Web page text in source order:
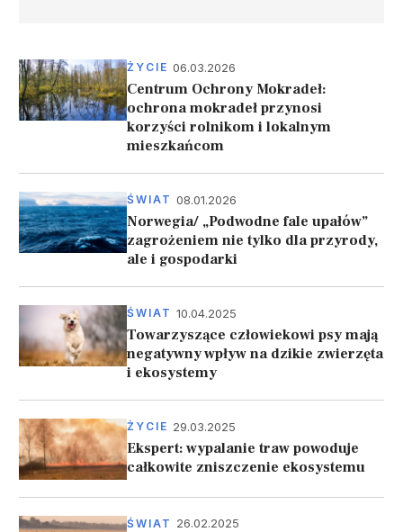
ŻYCIE 06.03.2026
Centrum Ochrony Mokradeł:
ochrona mokradeł przynosi
korzyści rolnikom i lokalnym
mieszkańcom
ŚWIAT 08.01.2026
Norwegia/ „Podwodne fale upałów”
zagrożeniem nie tylko dla przyrody,
ale i gospodarki
ŚWIAT 10.04.2025
Towarzyszące człowiekowi psy mają
negatywny wpływ na dzikie zwierzęta
i ekosystemy
ŻYCIE 29.03.2025
Ekspert: wypalanie traw powoduje
całkowite zniszczenie ekosystemu
ŚWIAT 26.02.2025